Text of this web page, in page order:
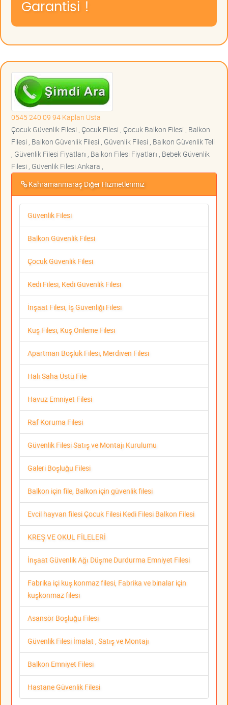
Garantisi !
0545 240 09 94 Kaplan Usta
Çocuk Güvenlik Filesi , Çocuk Filesi , Çocuk Balkon Filesi , Balkon
Filesi , Balkon Güvenlik Filesi , Güvenlik Filesi , Balkon Güvenlik Teli
, Güvenlik Filesi Fiyatları , Balkon Filesi Fiyatları , Bebek Güvenlik
Filesi , Güvenlik Filesi Ankara ,
Kahramanmaraş Diğer Hizmetlerimiz
Güvenlik Filesi
Balkon Güvenlik Filesi
Çocuk Güvenlik Filesi
Kedi Filesi, Kedi Güvenlik Filesi
İnşaat Filesi, İş Güvenliği Filesi
Kuş Filesi, Kuş Önleme Filesi
Apartman Boşluk Filesi, Merdiven Filesi
Halı Saha Üstü File
Havuz Emniyet Filesi
Raf Koruma Filesi
Güvenlik Filesi Satış ve Montajı Kurulumu
Galeri Boşluğu Filesi
Balkon için file, Balkon için güvenlik filesi
Evcil hayvan filesi Çocuk Filesi Kedi Filesi Balkon Filesi
KREŞ VE OKUL FİLELERİ
İnşaat Güvenlik Ağı Düşme Durdurma Emniyet Filesi
Fabrika içi kuş konmaz filesi, Fabrika ve binalar için
kuşkonmaz filesi
Asansör Boşluğu Filesi
Güvenlik Filesi İmalat , Satış ve Montajı
Balkon Emniyet Filesi
Hastane Güvenlik Filesi